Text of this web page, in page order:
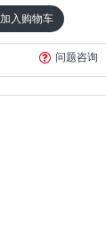
加入购物车
问题咨询